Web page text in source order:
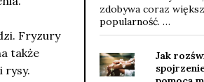
Fryzury
także
rysy.
zdobywa coraz
popularność. …
Jak